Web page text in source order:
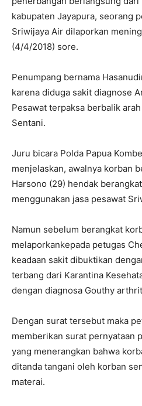
kabupaten Jayapura, seorang
Sriwijaya Air dilaporkan
(4/4/2018) sore.
Penumpang bernama
karena diduga sakit diagnose
Pesawat terpaksa berbalik
Sentani.
Juru bicara Polda Papua
menjelaskan, awalnya korban
Harsono (29) hendak
menggunakan jasa pesawat
Namun sebelum berangkat
melaporkankepada petugas
keadaan sakit dibuktikan
terbang dari Karantina
dengan diagnosa Gouthy
Dengan surat tersebut maka
memberikan surat pernyataan
yang menerangkan bahwa
ditanda tangani oleh korban
materai.